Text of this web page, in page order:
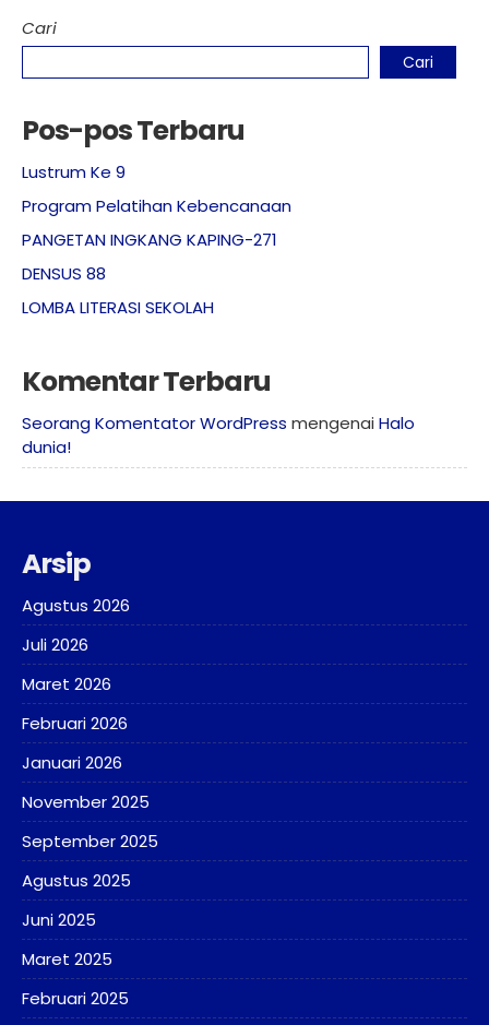
Cari
Cari
Pos-pos Terbaru
Lustrum Ke 9
Program Pelatihan Kebencanaan
PANGETAN INGKANG KAPING-271
DENSUS 88
LOMBA LITERASI SEKOLAH
Komentar Terbaru
Seorang Komentator WordPress mengenai Halo
dunia!
Arsip
Agustus 2026
Juli 2026
Maret 2026
Februari 2026
Januari 2026
November 2025
September 2025
Agustus 2025
Juni 2025
Maret 2025
Februari 2025